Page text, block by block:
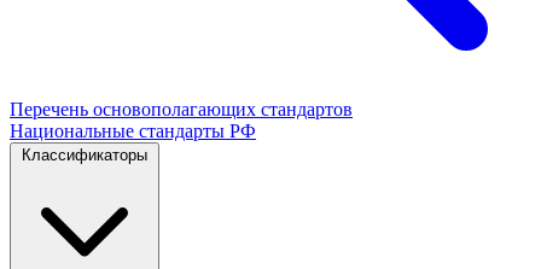
Перечень основополагающих стандартов
Национальные стандарты РФ
Классификаторы